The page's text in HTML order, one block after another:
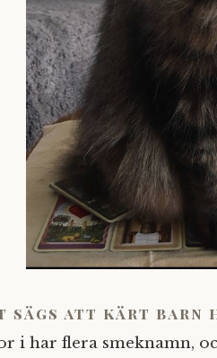
sägs att kärt barn
i har flera smeknamn,